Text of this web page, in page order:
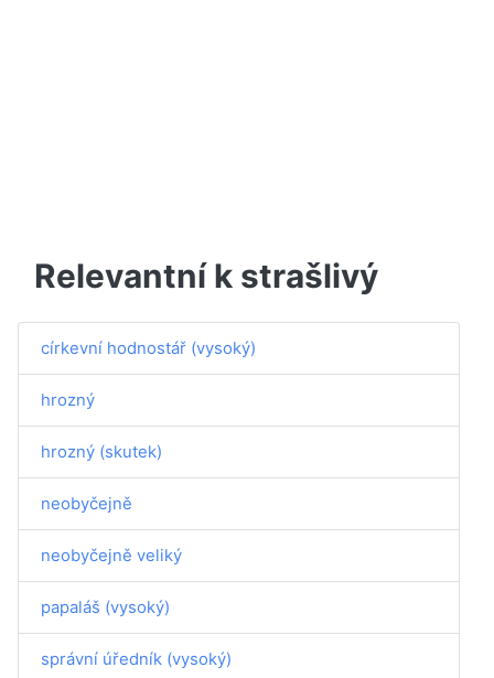
Relevantní k strašlivý
církevní hodnostář (vysoký)
hrozný
hrozný (skutek)
neobyčejně
neobyčejně veliký
papaláš (vysoký)
správní úředník (vysoký)